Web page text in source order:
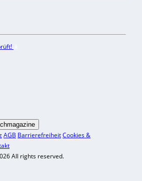
AGB BarrierefreiheitCookies &
All rights reserved.